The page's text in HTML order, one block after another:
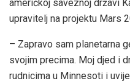
američkoj saveznoj državi
upravitelj na projektu Mars
– Zapravo sam planetarna
svojim precima. Moj djed i
rudnicima u Minnesoti i